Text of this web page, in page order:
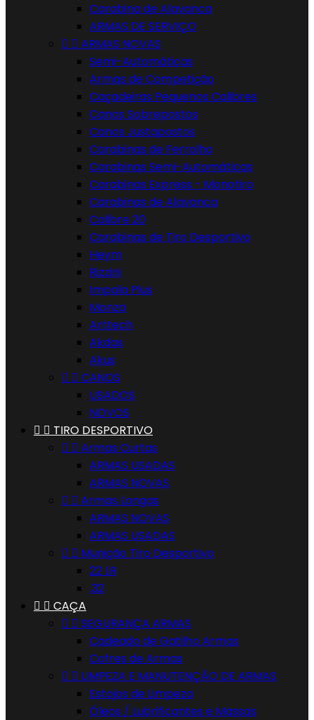
Carabina de Alavanca
ARMAS DE SERVIÇO
  ARMAS NOVAS
Semi-Automáticas
Armas de Competição
Caçadeiras Pequenos Calibres
Canos Sobrepostos
Canos Justapostos
Carabinas de Ferrolho
Carabinas Semi-Automáticas
Carabinas Express - Monotiro
Carabinas de Alavanca
Calibre 20
Carabinas de Tiro Desportivo
Heym
Rizzini
Impala Plus
Monza
Arttech
Akdas
Akus
  CANOS
USADOS
NOVOS
  TIRO DESPORTIVO
  Armas Curtas
ARMAS USADAS
ARMAS NOVAS
  Armas Longas
ARMAS NOVAS
ARMAS USADAS
  Munição Tiro Desportivo
22 LR
.32
  CAÇA
  SEGURANÇA ARMAS
Cadeado de Gatilho Armas
Cofres de Armas
  LIMPEZA E MANUTENÇÃO DE ARMAS
Estojos de Limpeza
Óleos / Lubrificantes e Massas